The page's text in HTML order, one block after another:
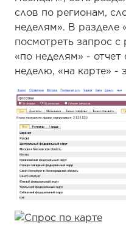
слов по регионам,
неделям». В разделе
посмотреть запрос с
«по неделям» - отчет
неделю, «на карте» -